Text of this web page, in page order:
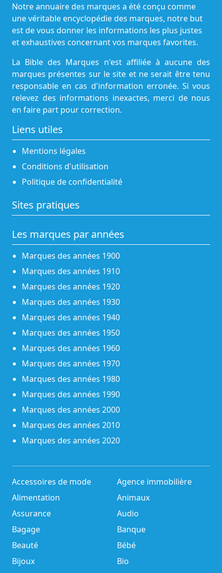
Notre annuaire des marques a été conçu comme
une véritable encyclopédie des marques, notre but
est de vous donner les informations les plus justes
et exhaustives concernant vos marques favorites.
La Bible des Marques n'est affiliée à aucune des
marques présentes sur le site et ne serait être tenu
responsable en cas d'information erronée. Si vous
relevez des informations inexactes, merci de nous
en faire part pour correction.
Liens utiles
Mentions légales
Conditions d'utilisation
Politique de confidentialité
Sites pratiques
Les marques par années
Marques des années 1900
Marques des années 1910
Marques des années 1920
Marques des années 1930
Marques des années 1940
Marques des années 1950
Marques des années 1960
Marques des années 1970
Marques des années 1980
Marques des années 1990
Marques des années 2000
Marques des années 2010
Marques des années 2020
Accessoires de mode
Agence immobilière
Alimentation
Animaux
Assurance
Audio
Bagage
Banque
Beauté
Bébé
Bijoux
Bio